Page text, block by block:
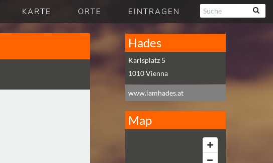
KARTE ORTE EINTRAGEN
Hades
Karlsplatz 5
1010Vienna
www.iamhades.at
Map